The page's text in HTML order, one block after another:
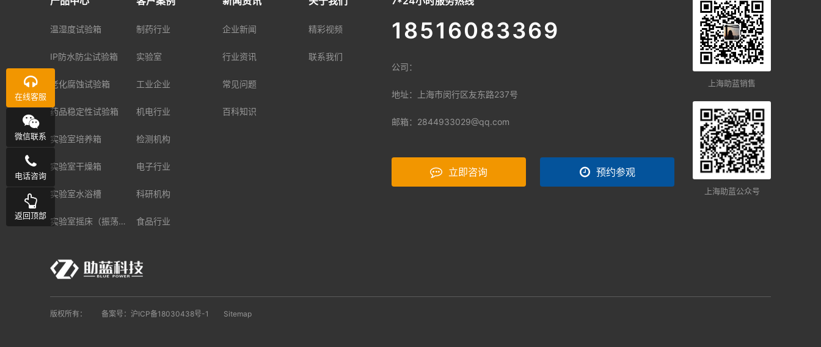
温湿度试验箱
IP防水防尘试验箱
老化腐蚀试验箱
药品稳定性试验箱
实验室培养箱
实验室干燥箱
实验室水浴槽
实验室摇床（振荡器）
制药行业
实验室
工业企业
机电行业
检测机构
电子行业
科研机构
食品行业
企业新闻
行业资讯
常见问题
百科知识
精彩视频
联系我们
18516083369
公司：
地址：上海市闵行区友东路237号
邮箱： 2844933029@qq.com
立即咨询 预约参观
上海助蓝销售
上海助蓝公众号
版权所有： 备案号： 沪ICP备18030438号-1 Sitemap
在线客服
微信联系
电话咨询
返回顶部